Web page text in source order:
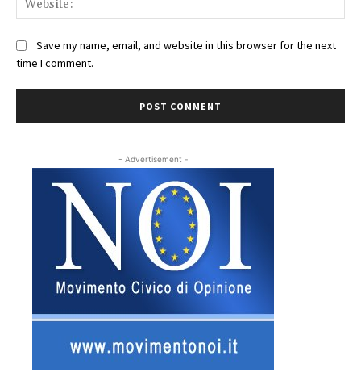
Save my name, email, and website in this browser for the next
time I comment.
- Advertisement -